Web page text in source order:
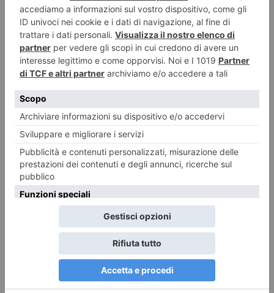
Nadia Toffa, il coraggio della testimonianza
*** La lettera *** La conduttrice de ‘Le Jene’ nelle parole accorate del
giornalista cattolico Maurizio